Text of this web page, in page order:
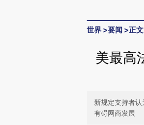
世界 >要闻 >正文
美最高
新规定支持者
有碍网商发展